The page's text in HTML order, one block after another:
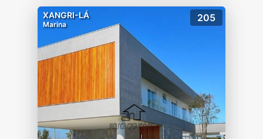
XANGRI-LÁ
Marina
205